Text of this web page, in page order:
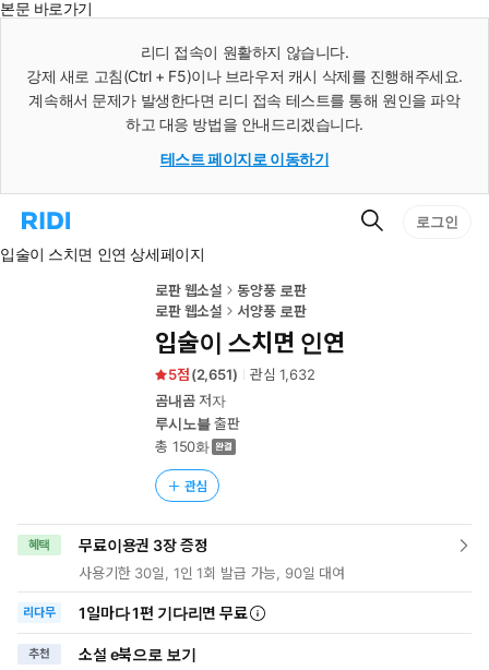
본문 바로가기
리디 접속이 원활하지 않습니다.
강제 새로 고침(Ctrl + F5)이나 브라우저 캐시 삭제를 진행해주세요.
계속해서 문제가 발생한다면 리디 접속 테스트를 통해 원인을 파악
하고 대응 방법을 안내드리겠습니다.
테스트 페이지로 이동하기
리
홈
검
로그인
입술이 스치면 인연 상세페이지
로판 웹소설
동양풍 로판
로판 웹소설
서양풍 로판
입술이 스치면 인연
5 (2,651) 관심1,632
곰내곰저자
루시노블출판
총 150화
관심
혜택 무료이용권 3장 증정
사용기한 30일, 1인 1회 발급 가능, 90일 대여
리다무 1일마다1편 기다리면 무료
추천 소설 e북으로 보기